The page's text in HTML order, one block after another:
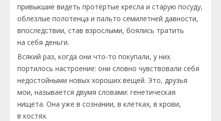
привыкшие видеть протёртые кресла и старую посуду,
облезлые полотенца и пальто семилетней давности,
впоследствии, став взрослыми, боялись тратить
на себя деньги.
Всякий раз, когда они что-то покупали, у них
портилось настроение: они словно чувствовали себя
недостойными новых хороших вещей. Это, друзья
мои, называется двумя словами: генетическая
нищета. Она уже в сознании, в клетках, в крови,
в костях.